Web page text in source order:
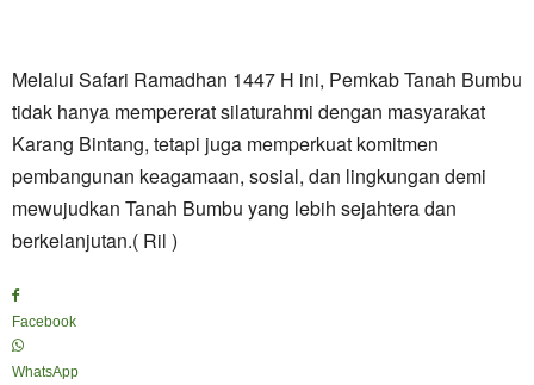
Melalui Safari Ramadhan 1447 H ini, Pemkab Tanah Bumbu
tidak hanya mempererat silaturahmi dengan masyarakat
Karang Bintang, tetapi juga memperkuat komitmen
pembangunan keagamaan, sosial, dan lingkungan demi
mewujudkan Tanah Bumbu yang lebih sejahtera dan
berkelanjutan.( Ril )
Facebook
WhatsApp